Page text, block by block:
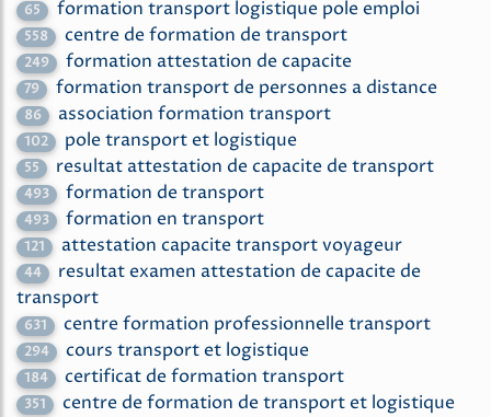
65 formation transport logistique pole emploi
558 centre de formation de transport
249 formation attestation de capacite
79 formation transport de personnes a distance
86 association formation transport
102 pole transport et logistique
55 resultat attestation de capacite de transport
493 formation de transport
493 formation en transport
121 attestation capacite transport voyageur
44
resultat examen attestation de capacite de
transport
631 centre formation professionnelle transport
294 cours transport et logistique
184 certificat de formation transport
351 centre de formation de transport et logistique